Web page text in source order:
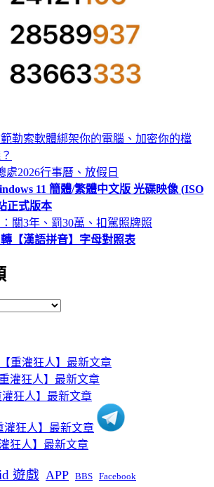
勒索軟體綁架你的電腦、加密你的檔
處2026行事曆、放假日
11 簡體/繁體中文版 光碟映像 (ISO
正式版本
關3年、罰30萬、扣駕照牌照
轉【漢語拼音】字母對照表
遊戲 APP BBS Facebook